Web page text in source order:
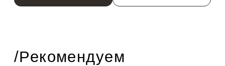
/Рекомендуем